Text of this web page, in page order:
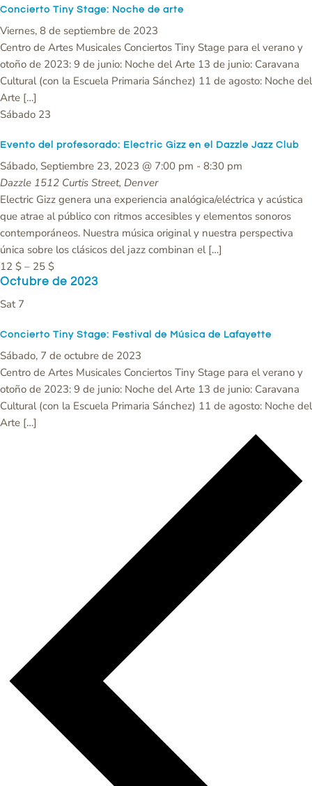
Concierto Tiny Stage: Noche de arte
Viernes, 8 de septiembre de 2023
Centro de Artes Musicales Conciertos Tiny Stage para el verano y
otoño de 2023: 9 de junio: Noche del Arte 13 de junio: Caravana
Cultural (con la Escuela Primaria Sánchez) 11 de agosto: Noche del
Arte […]
Sábado 23
Evento del profesorado: Electric Gizz en el Dazzle Jazz Club
Sábado, Septiembre 23, 2023 @ 7:00 pm - 8:30 pm
Dazzle 1512 Curtis Street, Denver
Electric Gizz genera una experiencia analógica/eléctrica y acústica
que atrae al público con ritmos accesibles y elementos sonoros
contemporáneos. Nuestra música original y nuestra perspectiva
única sobre los clásicos del jazz combinan el […]
12 $ – 25 $
Octubre de 2023
Sat 7
Concierto Tiny Stage: Festival de Música de Lafayette
Sábado, 7 de octubre de 2023
Centro de Artes Musicales Conciertos Tiny Stage para el verano y
otoño de 2023: 9 de junio: Noche del Arte 13 de junio: Caravana
Cultural (con la Escuela Primaria Sánchez) 11 de agosto: Noche del
Arte […]